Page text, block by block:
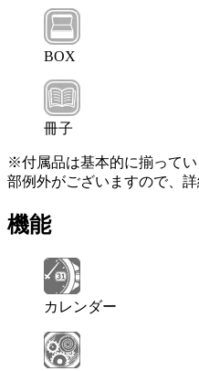
BOX
冊子
※付属品は基本的に揃って
部例外がございますので、
機能
カレンダー